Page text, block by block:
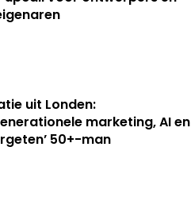
uit Londen:
marketing, AI en
50+-man